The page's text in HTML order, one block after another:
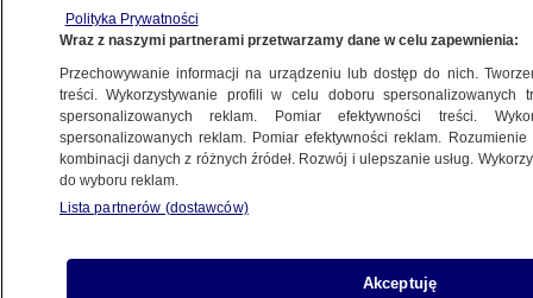
kierować międzynarodowym gangiem
ŚWIAT
Zgłoszenie na policję o "masowym
zabójstwie". Okazało się, że to zajęcia
z jogi
ŚWIAT
Karol III opublikował ulubione zdjęcie
Polityka Prywatności
Wraz z naszymi partnerami przetwarzamy dane w celu zapewnienia:
Przechowywanie informacji na urządzeniu lub dostęp do nich.
treści. Wykorzystywanie profili w celu doboru spersonalizowanych
spersonalizowanych reklam. Pomiar efektywności treści.
spersonalizowanych reklam. Pomiar efektywności reklam.
kombinacji danych z różnych źródeł. Rozwój i ulepszanie usług.
do wyboru reklam.
Lista partnerów (dostawców)
Akceptuję